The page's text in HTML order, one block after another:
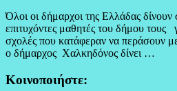
Όλοι οι δήμαρχοι της Ελλάδας δίνουν
επιτυχόντες μαθητές του δήμου τους
σχολές που κατάφεραν να περάσουν
ο δήμαρχος Χαλκηδόνος δίνει …
Κοινοποιήστε: